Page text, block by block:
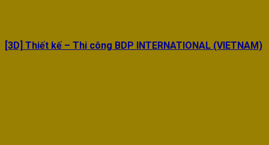
[3D] Thiết kế – Thi công BDP INTERNATIONAL (VIETNAM)